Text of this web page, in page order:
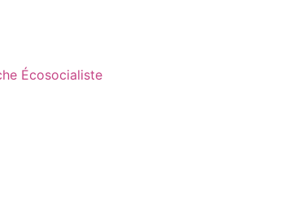
Écosocialiste